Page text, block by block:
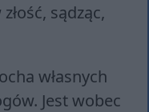
sądząc,
własnych
Jest wobec